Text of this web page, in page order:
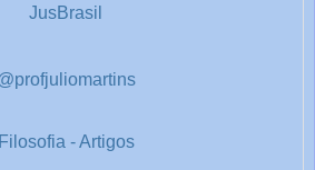
JusBrasil
Filosofia - Artigos